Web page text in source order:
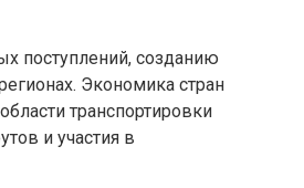
поступлений, созданию
Экономика стран
транспортировки
и участия в